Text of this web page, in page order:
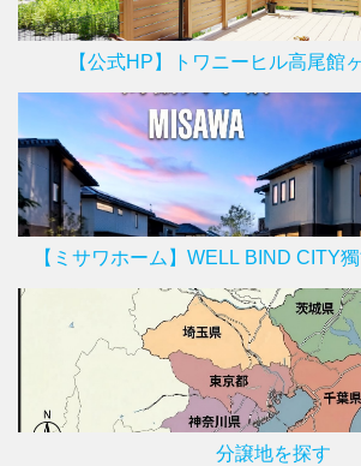
【公式HP】トワニーヒル高尾館
【ミサワホーム】WELL BIND CITY
分譲地を探す